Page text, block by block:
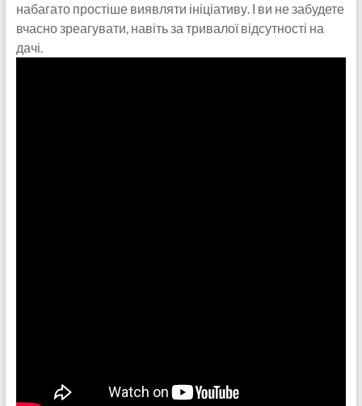
набагато простіше виявляти ініціативу. І ви не забудете
вчасно зреагувати, навіть за тривалої відсутності на
дачі.